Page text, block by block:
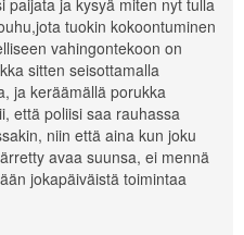
paijata ja kysyä miten nyt tulla
tuokin kokoontuminen
vahingontekoon on
sitten seisottamalla
ja keräämällä porukka
että poliisi saa rauhassa
niin että aina kun joku
avaa suunsa, ei mennä
jokapäiväistä toimintaa